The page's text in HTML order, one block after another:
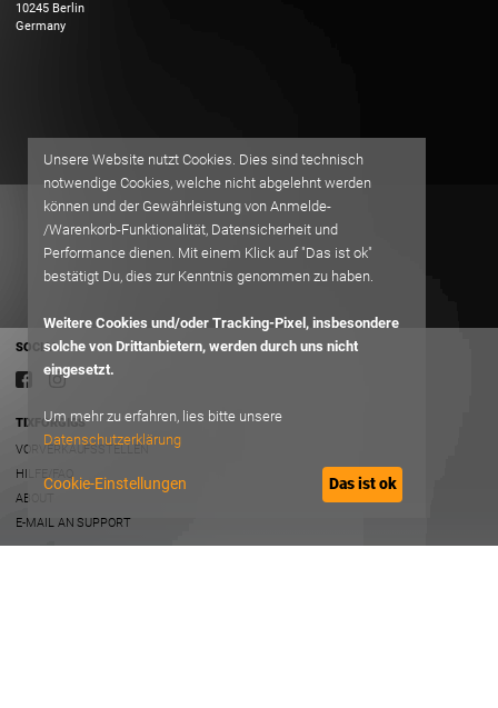
10245 Berlin
Germany
SOCIAL
TIXFORGIGS
VORVERKAUFSSTELLEN
HILFE/FAQ
ABOUT
E-MAIL AN SUPPORT
Unsere Website nutzt Cookies. Dies sind technisch
notwendige Cookies, welche nicht abgelehnt werden
können und der Gewährleistung von Anmelde-
/Warenkorb-Funktionalität, Datensicherheit und
Performance dienen. Mit einem Klick auf "Das ist ok"
bestätigt Du, dies zur Kenntnis genommen zu haben.
Weitere Cookies und/oder Tracking-Pixel, insbesondere
solche von Drittanbietern, werden durch uns nicht
eingesetzt.
Um mehr zu erfahren, lies bitte unsere
Datenschutzerklärung
Cookie-Einstellungen Das ist ok